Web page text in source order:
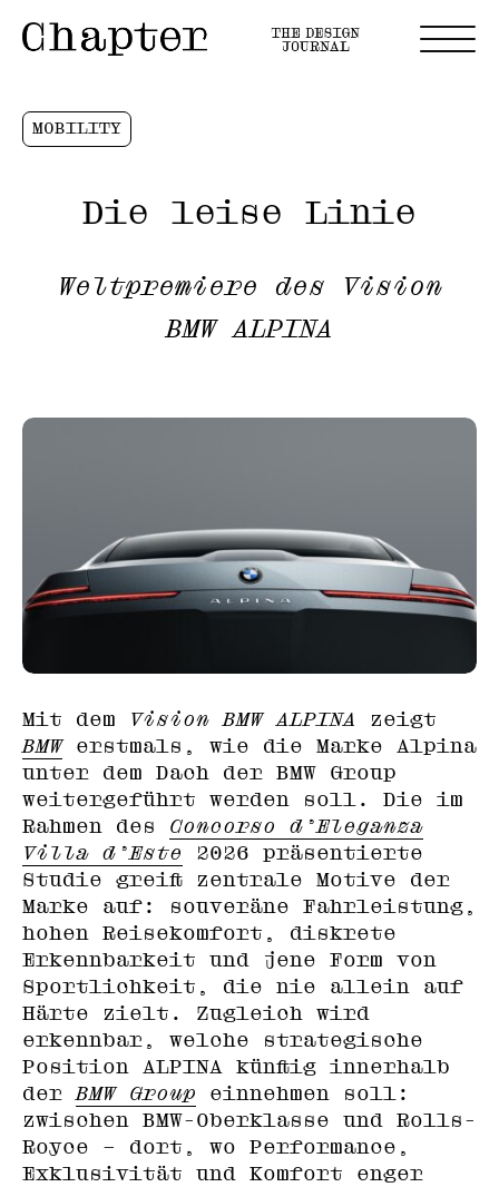
MOBILITY
Die leise Linie
Weltpremiere des Vision
BMW ALPINA
Mit dem Vision BMW ALPINA zeigt
BMWerstmals, wie die Marke Alpina
unter dem Dach der BMW Group
weitergeführt werden soll. Die im
Rahmen des Concorso d’Eleganza
Villa d’Este 2026 präsentierte
Studie greift zentrale Motive der
Marke auf: souveräne Fahrleistung,
hohen Reisekomfort, diskrete
Erkennbarkeit und jene Form von
Sportlichkeit, die nie allein auf
Härte zielt. Zugleich wird
erkennbar, welche strategische
Position ALPINA künftig innerhalb
derBMW Group einnehmen soll:
zwischen BMW-Oberklasse und Rolls-
Royce – dort, wo Performance,
Exklusivität und Komfort enger